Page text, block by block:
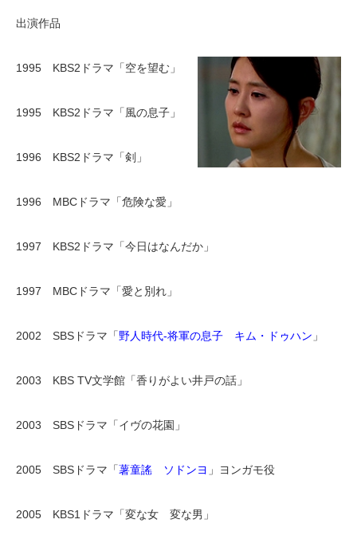
出演作品
1995 KBS2ドラマ「空を望む」
1995 KBS2ドラマ「風の息子」
1996 KBS2ドラマ「剣」
1996 MBCドラマ「危険な愛」
1997 KBS2ドラマ「今日はなんだか」
1997 MBCドラマ「愛と別れ」
2002 SBSドラマ「野人時代-将軍の息子 キム・ドゥハン 」
2003 KBS TV文学館「香りがよい井戸の話」
2003 SBSドラマ「イヴの花園」
2005 SBSドラマ「薯童謠 ソドンヨ 」ヨンガモ役
2005 KBS1ドラマ「変な女 変な男」